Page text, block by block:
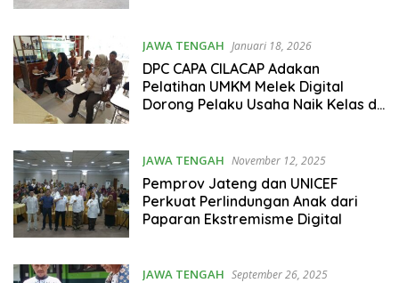
JAWA TENGAH Januari 18, 2026
DPC CAPA CILACAP Adakan
Pelatihan UMKM Melek Digital
Dorong Pelaku Usaha Naik Kelas di
JAWA TENGAH November 12, 2025
Pemprov Jateng dan UNICEF
Perkuat Perlindungan Anak dari
Paparan Ekstremisme Digital
JAWA TENGAH September 26, 2025